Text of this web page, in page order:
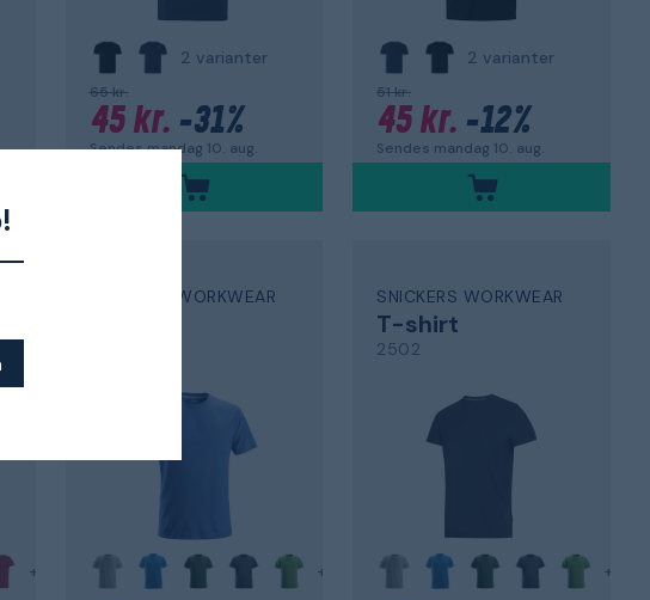
2 varianter
65 kr.
45 kr.-31%
Sendes mandag 10. aug.
2 varianter
51 kr.
45 kr. -12%
Sendes mandag 10. aug.
+
SNICKERS WORKWEAR
+
SNICKERS WORKWEAR
T-shirt
2502
+